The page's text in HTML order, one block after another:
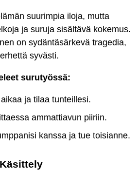
suurimpia iloja, mutta
ja suruja sisältävä kokemus.
on sydäntäsärkevä tragedia,
syvästi.
surutyössä:
ja tilaa tunteillesi.
ammattiavun piiriin.
kanssa ja tue toisianne.